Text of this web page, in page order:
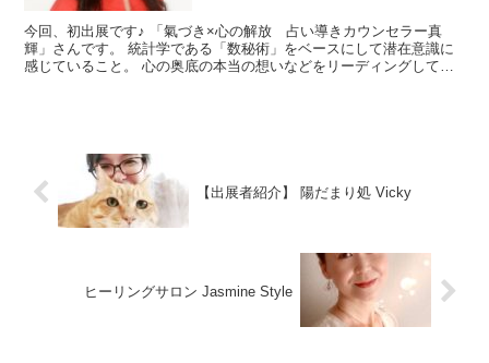
今回、初出展です♪ 「氣づき×心の解放 占い導きカウンセラー真
輝」さんです。 統計学である「数秘術」をベースにして潜在意識に
感じていること。 心の奥底の本当の想いなどをリーディングして降
【出展者紹介】 陽だまり処 Vicky
ヒーリングサロン Jasmine Style